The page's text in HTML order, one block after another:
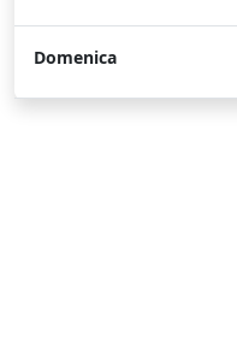
Domenica